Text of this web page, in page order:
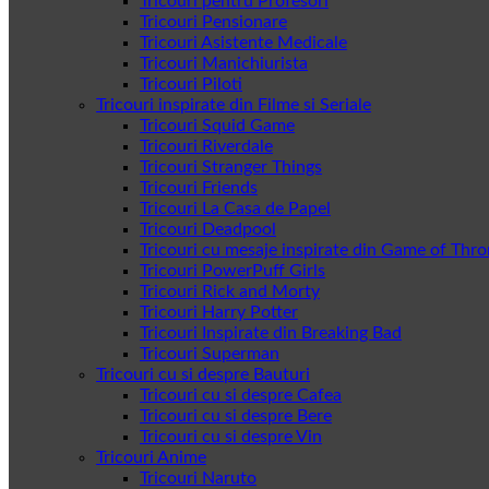
Tricouri Pensionare
Tricouri Asistente Medicale
Tricouri Manichiurista
Tricouri Piloti
Tricouri inspirate din Filme si Seriale
Tricouri Squid Game
Tricouri Riverdale
Tricouri Stranger Things
Tricouri Friends
Tricouri La Casa de Papel
Tricouri Deadpool
Tricouri cu mesaje inspirate din Game of
Tricouri PowerPuff Girls
Tricouri Rick and Morty
Tricouri Harry Potter
Tricouri Inspirate din Breaking Bad
Tricouri Superman
Tricouri cu si despre Bauturi
Tricouri cu si despre Cafea
Tricouri cu si despre Bere
Tricouri cu si despre Vin
Tricouri Anime
Tricouri Naruto